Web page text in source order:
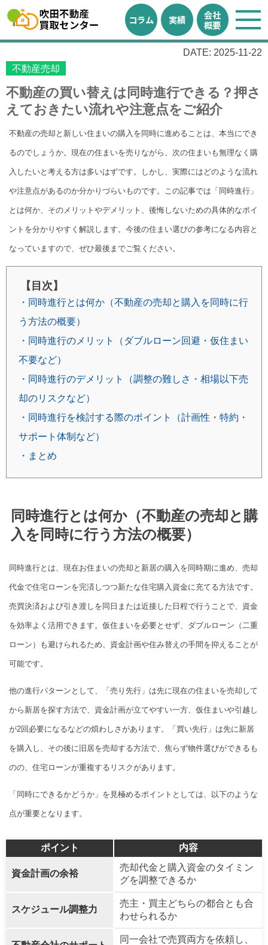
コラム 実績
会社
概要
DATE: 2025-11-22
不動産売却
不動産の買い替えは同時進行できる？押さ
えておきたい流れや注意点をご紹介
不動産の売却と新しい住まいの購入を同時に進めることは、本当にでき
るのでしょうか。現在の住まいを売りながら、次の住まいも無理なく購
入したいと考える方は多いはずです。しかし、実際にはどのような流れ
や注意点があるのか分かりづらいものです。この記事では「同時進行」
とは何か、そのメリットやデメリット、後悔しないための具体的なポイ
ントを分かりやすく解説します。今後の住まい選びの参考になる内容と
なっていますので、ぜひ最後までご覧ください。
【目次】
・同時進行とは何か（不動産の売却と購入を同時に行
う方法の概要）
・同時進行のメリット（ダブルローン回避・仮住まい
不要など）
・同時進行のデメリット（調整の難しさ・相場以下売
却のリスクなど）
・同時進行を検討する際のポイント（計画性・特約・
サポート体制など）
・まとめ
同時進行とは何か（不動産の売却と購
入を同時に行う方法の概要）
同時進行とは、現在お住まいの売却と新居の購入を同時期に進め、売却
代金で住宅ローンを完済しつつ新たな住宅購入資金に充てる方法です。
売買決済および引き渡しを同日または近接した日程で行うことで、資金
を効率よく活用できます。仮住まいを必要とせず、ダブルローン（二重
ローン）も避けられるため、資金計画や住み替えの手間を抑えることが
可能です。
他の進行パターンとして、「売り先行」は先に現在の住まいを売却して
から新居を探す方法で、資金計画が立てやすい一方、仮住まいや引越し
が2回必要になるなどの煩わしさがあります。「買い先行」は先に新居
を購入し、その後に旧居を売却する方法で、焦らず物件選びができるも
のの、住宅ローンが重複するリスクがあります。
「同時にできるかどうか」を見極めるポイントとしては、以下のような
点が重要となります。
ポイント 内容
資金計画の余裕
売却代金と購入資金のタイミン
グを調整できるか
スケジュール調整力
売主・買主どちらの都合とも合
わせられるか
同一会社で売買両方を依頼し、